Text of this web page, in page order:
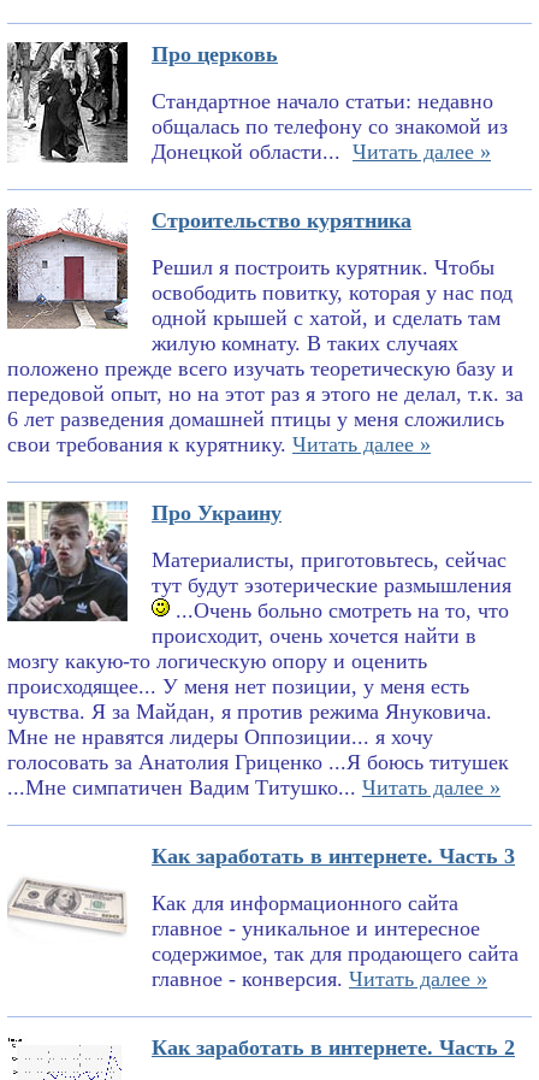
Про церковь
Стандартное начало статьи: недавно
общалась по телефону со знакомой из
Донецкой области... Читать далее »
Строительство курятника
Решил я построить курятник. Чтобы
освободить повитку, которая у нас под
одной крышей с хатой, и сделать там
жилую комнату. В таких случаях
положено прежде всего изучать теоретическую базу и
передовой опыт, но на этот раз я этого не делал, т.к. за
6 лет разведения домашней птицы у меня сложились
свои требования к курятнику. Читать далее »
Про Украину
Материалисты, приготовьтесь, сейчас
тут будут эзотерические размышления
...Очень больно смотреть на то, что
происходит, очень хочется найти в
мозгу какую-то логическую опору и оценить
происходящее... У меня нет позиции, у меня есть
чувства. Я за Майдан, я против режима Януковича.
Мне не нравятся лидеры Оппозиции... я хочу
голосовать за Анатолия Гриценко ...Я боюсь титушек
...Мне симпатичен Вадим Титушко... Читать далее »
Как заработать в интернете. Часть 3
Как для информационного сайта
главное - уникальное и интересное
содержимое, так для продающего сайта
главное - конверсия. Читать далее »
Как заработать в интернете. Часть 2